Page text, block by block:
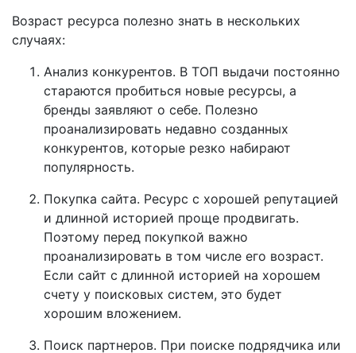
Возраст ресурса полезно знать в нескольких
случаях:
Анализ конкурентов. В ТОП выдачи постоянно
стараются пробиться новые ресурсы, а
бренды заявляют о себе. Полезно
проанализировать недавно созданных
конкурентов, которые резко набирают
популярность.
Покупка сайта. Ресурс с хорошей репутацией
и длинной историей проще продвигать.
Поэтому перед покупкой важно
проанализировать в том числе его возраст.
Если сайт с длинной историей на хорошем
счету у поисковых систем, это будет
хорошим вложением.
Поиск партнеров. При поиске подрядчика или